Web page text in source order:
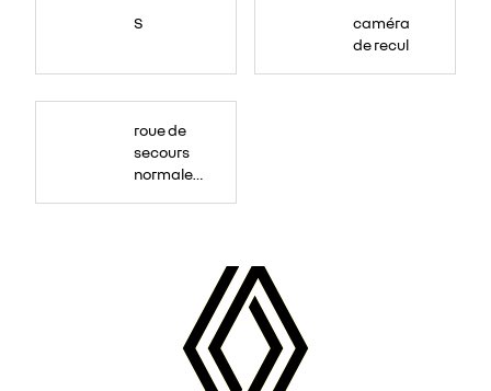
S
caméra
de recul
roue de
secours
normale